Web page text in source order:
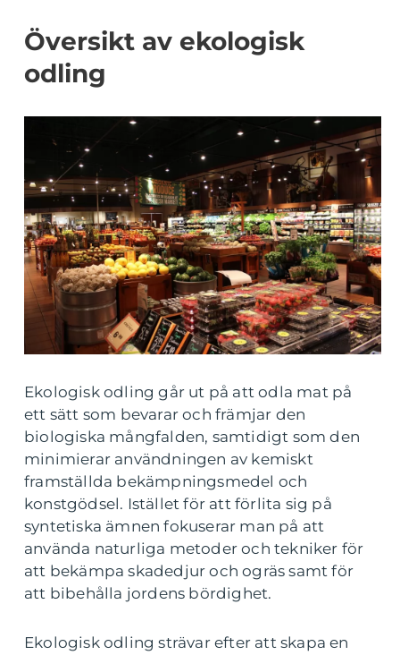
Översikt av ekologisk
odling
Ekologisk odling går ut på att odla mat på
ett sätt som bevarar och främjar den
biologiska mångfalden, samtidigt som den
minimierar användningen av kemiskt
framställda bekämpningsmedel och
konstgödsel. Istället för att förlita sig på
syntetiska ämnen fokuserar man på att
använda naturliga metoder och tekniker för
att bekämpa skadedjur och ogräs samt för
att bibehålla jordens bördighet.
Ekologisk odling strävar efter att skapa en